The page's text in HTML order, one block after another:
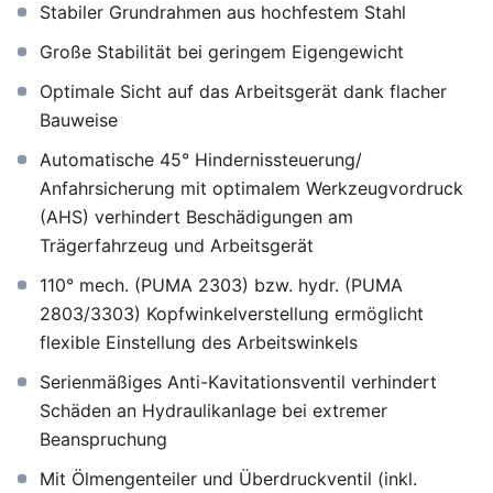
Stabiler Grundrahmen aus hochfestem Stahl
Große Stabilität bei geringem Eigengewicht
Optimale Sicht auf das Arbeitsgerät dank flacher
Bauweise
Automatische 45° Hindernissteuerung/
Anfahrsicherung mit optimalem Werkzeugvordruck
(AHS) verhindert Beschädigungen am
Trägerfahrzeug und Arbeitsgerät
110° mech. (PUMA 2303) bzw. hydr. (PUMA
2803/3303) Kopfwinkelverstellung ermöglicht
flexible Einstellung des Arbeitswinkels
Serienmäßiges Anti-Kavitationsventil verhindert
Schäden an Hydraulikanlage bei extremer
Beanspruchung
Mit Ölmengenteiler und Überdruckventil (inkl.